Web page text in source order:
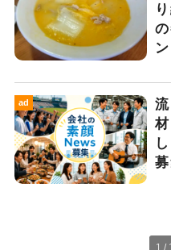
ad
募
1 / 1